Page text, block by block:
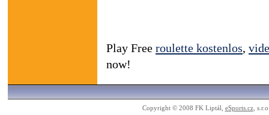
Play Free roulette kostenlos,
now!
Copyright © 2008 FK Liptál, eSports.cz,